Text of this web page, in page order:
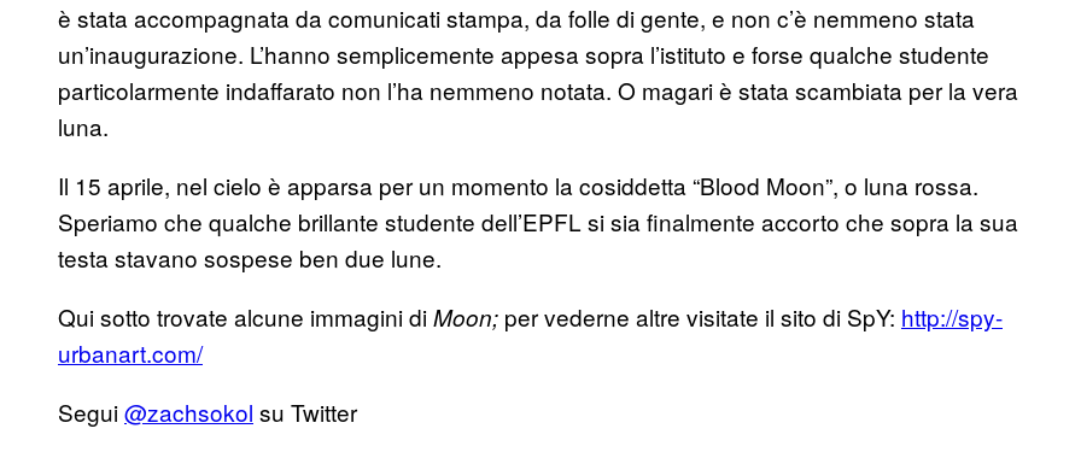
è stata accompagnata da comunicati stampa, da folle di gente, e non c’è nemmeno stata
un’inaugurazione. L’hanno semplicemente appesa sopra l’istituto e forse qualche studente
particolarmente indaffarato non l’ha nemmeno notata. O magari è stata scambiata per la vera
luna.
Il 15 aprile, nel cielo è apparsa per un momento la cosiddetta “Blood Moon”, o luna rossa.
Speriamo che qualche brillante studente dell’EPFL si sia finalmente accorto che sopra la sua
testa stavano sospese ben due lune.
Qui sotto trovate alcune immagini diMoon; per vederne altre visitate il sito di SpY: http://spy-
urbanart.com/
Segui@zachsokol su Twitter